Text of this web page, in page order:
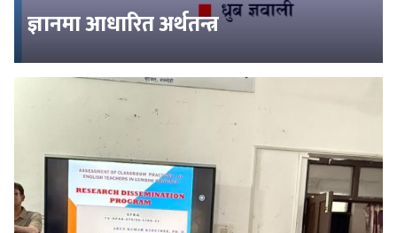
ज्ञानमा आधारित अर्थतन्त्र